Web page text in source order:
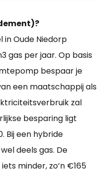
in Oude Niedorp
gas per jaar. Op basis
bespaar je
een maatschappij als
zal
besparing ligt
Bij een hybride
deels gas. De
minder, zo’n €165